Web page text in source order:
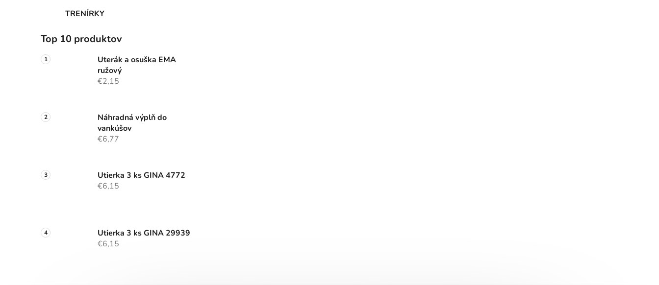
TRENÍRKY
Top 10 produktov
Uterák a osuška EMA
ružový
€2,15
Náhradná výplň do
vankúšov
€6,77
Utierka 3 ks GINA 4772
€6,15
Utierka 3 ks GINA 29939
€6,15